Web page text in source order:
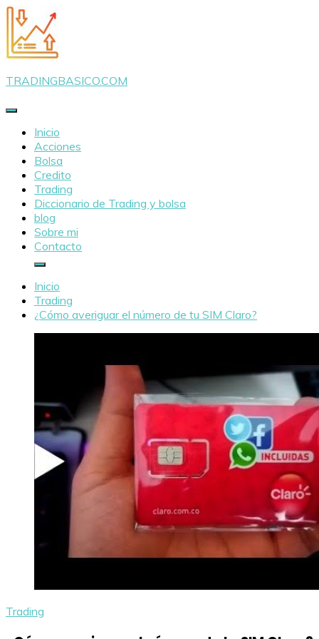
Saltar
al
contenido
TRADINGBASICO.COM
Inicio
Acciones
Bolsa
Credito
Trading
Diccionario de Trading y bolsa
blog
Sobre mi
Contacto
Inicio
Trading
¿Cómo averiguar el número de tu SIM Claro?
Trading